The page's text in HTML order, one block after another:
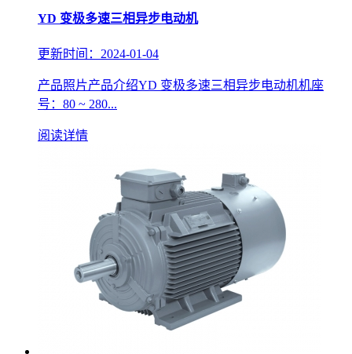
YD 变极多速三相异步电动机
更新时间：2024-01-04
产品照片产品介绍YD 变极多速三相异步电动机机座
号：80 ~ 280...
阅读详情